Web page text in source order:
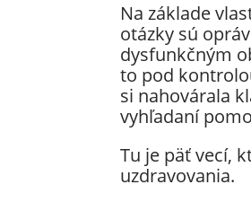
Na základe
otázky sú
dysfunkčným
to pod
si nahovárala
vyhľadaní
Tu je päť vecí,
uzdravovania.